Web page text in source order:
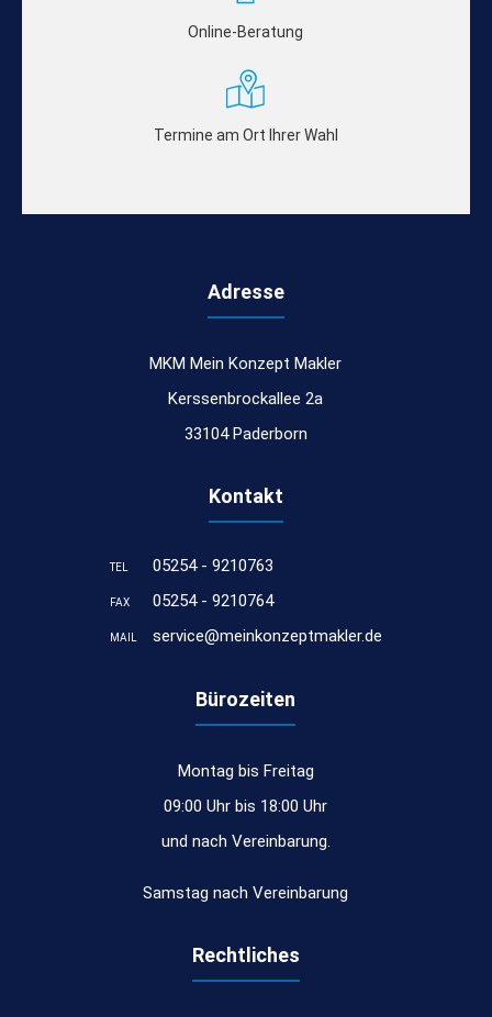
Online-Beratung
Termine am Ort Ihrer Wahl
Adresse
MKM Mein Konzept Makler
Kerssenbrockallee 2a
33104 Paderborn
Kontakt
TEL 05254 - 9210763
FAX 05254 - 9210764
MAIL service@meinkonzeptmakler.de
Bürozeiten
Montag bis Freitag
09:00 Uhr bis 18:00 Uhr
und nach Vereinbarung.
Samstag nach Vereinbarung
Rechtliches